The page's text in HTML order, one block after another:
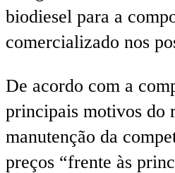
biodiesel para a
comercializado nos
De acordo com a
principais motivos do
manutenção da
preços “frente às